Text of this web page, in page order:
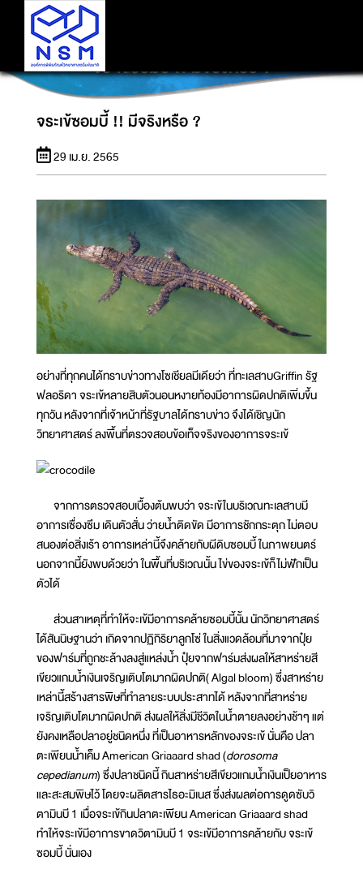
จระเข้ซอมบี้ !! มีจริงหรือ ?
จระเข้ซอมบี้ !! มีจริงหรือ ?
29 เม.ย. 2565
อย่างที่ทุกคนได้ทราบข่าวทางโซเชียลมีเดียว่า ที่ทะเลสาบGriffin รัฐ
ฟลอริดา จระเข้หลายสิบตัวนอนหงายท้องมีอาการผิดปกติเพิ่มขึ้น
ทุกวัน หลังจากที่เจ้าหน้าที่รัฐบาลได้ทราบข่าว จึงได้เชิญนัก
วิทยาศาสตร์ ลงพื้นที่ตรวจสอบข้อเท็จจริงของอาการจระเข้
จากการตรวจสอบเบื้องต้นพบว่า จระเข้ในบริเวณทะเลสาบมี
อาการเซื่องซึม เดินตัวสั่น ว่ายน้ำติดขัด มีอาการชักกระตุก ไม่ตอบ
สนองต่อสิ่งเร้า อาการเหล่านี้จึงคล้ายกับผีดิบซอมบี้ ในภาพยนตร์
นอกจากนี้ยังพบด้วยว่า ในพื้นที่บริเวณนั้น ไข่ของจระเข้ก็ไม่ฟักเป็น
ตัวได้
ส่วนสาเหตุที่ทำให้จะเข้มีอาการคล้ายซอมบี้นั้น นักวิทยาศาสตร์
ได้สันนิษฐานว่า เกิดจากปฏิกิริยาลูกโซ่ ในสิ่งแวดล้อมที่มาจากปุ๋ย
ของฟาร์มที่ถูกชะล้างลงสู่แหล่งน้ำ ปุ๋ยจากฟาร์มส่งผลให้สาหร่ายสี
เขียวแกมน้ำเงินเจริญเติบโตมากผิดปกติ( Algal bloom) ซึ่งสาหร่าย
เหล่านี้สร้างสารพิษที่ทำลายระบบประสาทได้ หลังจากที่สาหร่าย
เจริญเติบโตมากผิดปกติ ส่งผลให้สิ่งมีชีวิตในน้ำตายลงอย่างช้าๆ แต่
ยังคงเหลือปลาอยู่ชนิดหนึ่ง ที่เป็นอาหารหลักของจระเข้ นั่นคือ ปลา
ตะเพียนน้ำเค็ม American Griaaard shad (dorosoma
cepedianum) ซึ่งปลาชนิดนี้ กินสาหร่ายสีเขียวแกมน้ำเงินเป็ยอาหาร
และสะสมพิษไว้ โดยจะผลิตสารไธอะมิเนส ซึ่งส่งผลต่อการดูดซับวิ
ตามินบี 1 เมื่อจระเข้กินปลาตะเพียน American Griaaard shad
ทำให้จระเข้มีอาการขาดวิตามินบี 1 จระเข้มีอาการคล้ายกับ จระเข้
ซอมบี้ นั่นเอง